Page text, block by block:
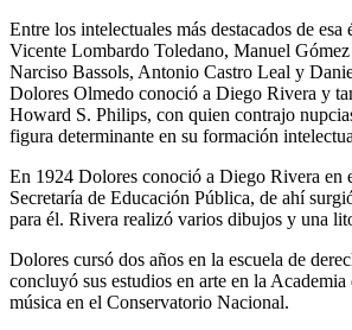
Entre los intelectuales más destacados de esa
Vicente Lombardo Toledano, Manuel
Narciso Bassols, Antonio Castro Leal y
Dolores Olmedo conoció a Diego Rivera y
Howard S. Philips, con quien contrajo
figura determinante en su formación
En 1924 Dolores conoció a Diego Rivera en
Secretaría de Educación Pública, de ahí
para él. Rivera realizó varios dibujos y una
Dolores cursó dos años en la escuela de
concluyó sus estudios en arte en la
música en el Conservatorio Nacional.